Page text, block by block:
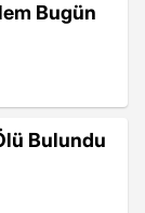
Bugün
Bulundu